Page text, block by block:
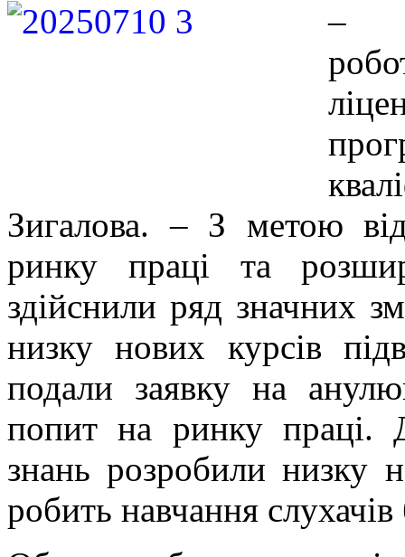
Зигалова. – З метою
ринку праці та
здійснили ряд значних
низку нових курсів
подали заявку на
попит на ринку праці.
знань розробили низку
робить навчання